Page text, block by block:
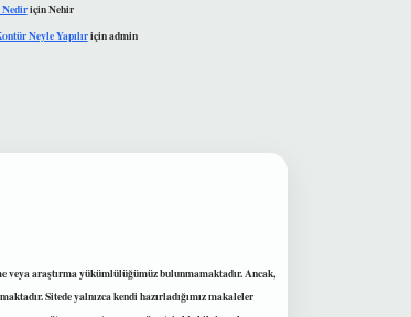
NediriçinNehir
Neyle Yapılıriçinadmin
veya araştırma yükümlülüğümüz bulunmamaktadır. Ancak,
Sitede yalnızca kendi hazırladığımız makaleler